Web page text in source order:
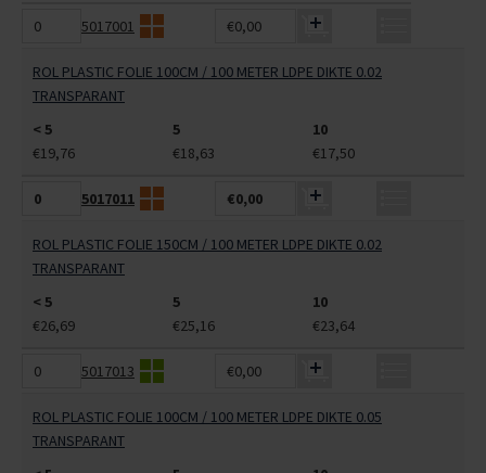
5017001 €0,00
ROL PLASTIC FOLIE 100CM / 100 METER LDPE DIKTE 0.02
TRANSPARANT
< 5
5
10
€19,76
€18,63 €17,50
5017011 €0,00
ROL PLASTIC FOLIE 150CM / 100 METER LDPE DIKTE 0.02
TRANSPARANT
< 5
5
10
€26,69
€25,16 €23,64
5017013 €0,00
ROL PLASTIC FOLIE 100CM / 100 METER LDPE DIKTE 0.05
TRANSPARANT